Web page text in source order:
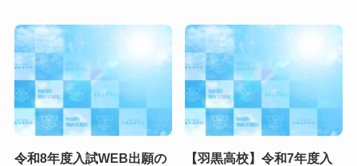
令和8年度入試WEB出願の
【羽黒高校】令和7年度入